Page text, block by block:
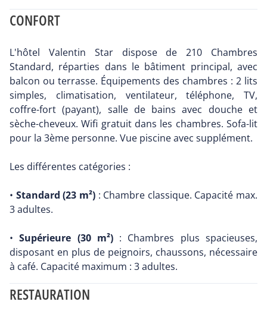
CONFORT
L'hôtel Valentin Star dispose de 210 Chambres
Standard, réparties dans le bâtiment principal, avec
balcon ou terrasse. Équipements des chambres : 2 lits
simples, climatisation, ventilateur, téléphone, TV,
coffre-fort (payant), salle de bains avec douche et
sèche-cheveux. Wifi gratuit dans les chambres. Sofa-lit
pour la 3ème personne. Vue piscine avec supplément.
Les différentes catégories :
• Standard (23 m²): Chambre classique. Capacité max.
3 adultes.
•Supérieure (30 m²): Chambres plus spacieuses,
disposant en plus de peignoirs, chaussons, nécessaire
à café. Capacité maximum : 3 adultes.
RESTAURATION